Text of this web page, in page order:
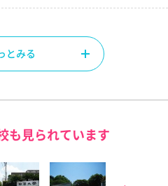
とみる
も見られています